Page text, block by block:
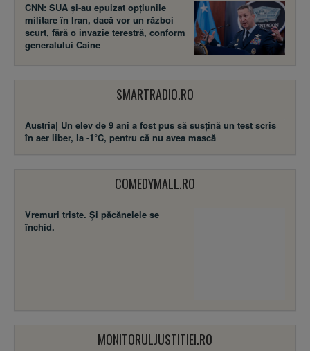
CNN: SUA şi-au epuizat opțiunile
militare în Iran, dacă vor un război
scurt, fără o invazie terestră, conform
generalului Caine
SMARTRADIO.RO
Austria| Un elev de 9 ani a fost pus să susţină un test scris
în aer liber, la -1°C, pentru că nu avea mască
COMEDYMALL.RO
Vremuri triste. Şi păcănelele se
închid.
MONITORULJUSTITIEI.RO